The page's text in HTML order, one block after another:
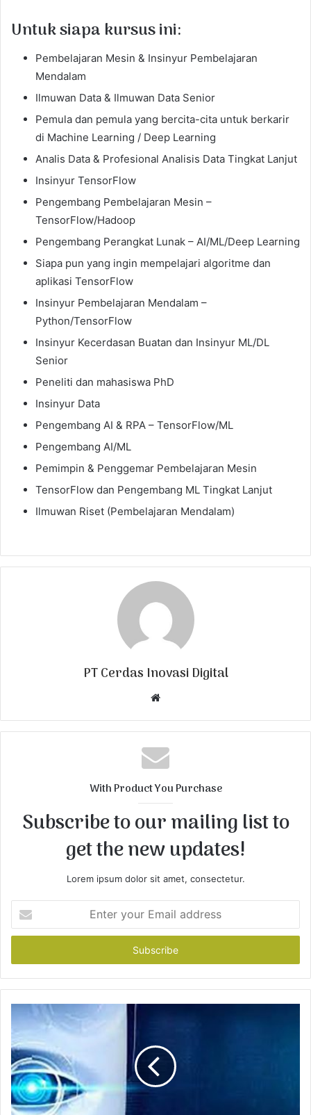
Untuk siapa kursus ini:
Pembelajaran Mesin & Insinyur Pembelajaran
Mendalam
Ilmuwan Data & Ilmuwan Data Senior
Pemula dan pemula yang bercita-cita untuk berkarir
di Machine Learning / Deep Learning
Analis Data & Profesional Analisis Data Tingkat Lanjut
Insinyur TensorFlow
Pengembang Pembelajaran Mesin –
TensorFlow/Hadoop
Pengembang Perangkat Lunak – AI/ML/Deep Learning
Siapa pun yang ingin mempelajari algoritme dan
aplikasi TensorFlow
Insinyur Pembelajaran Mendalam –
Python/TensorFlow
Insinyur Kecerdasan Buatan dan Insinyur ML/DL
Senior
Peneliti dan mahasiswa PhD
Insinyur Data
Pengembang AI & RPA – TensorFlow/ML
Pengembang AI/ML
Pemimpin & Penggemar Pembelajaran Mesin
TensorFlow dan Pengembang ML Tingkat Lanjut
Ilmuwan Riset (Pembelajaran Mendalam)
PT Cerdas Inovasi Digital
b
s
i
With Product You Purchase
Subscribe to our mailing list to
get the new updates!
Lorem ipsum dolor sit amet, consectetur.
t
r
y
m
a
i
l
a